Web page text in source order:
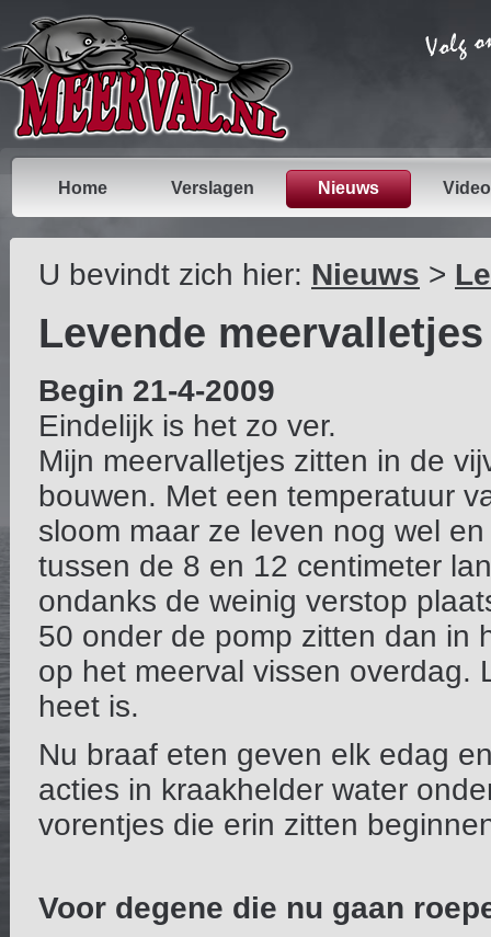
Home Verslagen Nieuws
U bevindt zich hier: Nieuws >
Levende meervalletjes
Begin 21-4-2009
Eindelijk is het zo ver.
Mijn meervalletjes zitten in de
bouwen. Met een temperatuur
sloom maar ze leven nog wel
tussen de 8 en 12 centimeter
ondanks de weinig verstop
50 onder de pomp zitten dan in
op het meerval vissen overdag.
heet is.
Nu braaf eten geven elk edag
acties in kraakhelder water
vorentjes die erin zitten
Voor degene die nu gaan